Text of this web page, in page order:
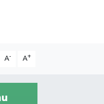
A- A+